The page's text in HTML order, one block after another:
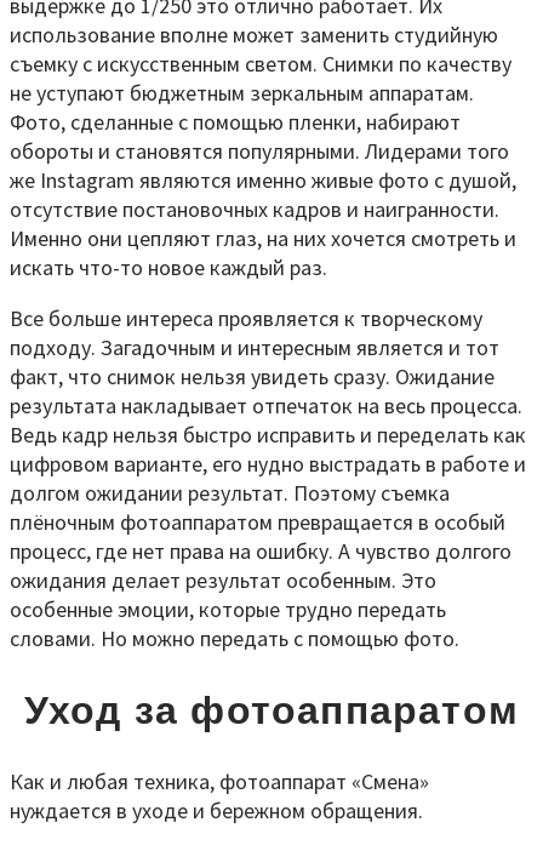
выдержке до 1/250 это отлично работает. Их
использование вполне может заменить студийную
съемку с искусственным светом. Снимки по качеству
не уступают бюджетным зеркальным аппаратам.
Фото, сделанные с помощью пленки, набирают
обороты и становятся популярными. Лидерами того
же Instagram являются именно живые фото с душой,
отсутствие постановочных кадров и наигранности.
Именно они цепляют глаз, на них хочется смотреть и
искать что-то новое каждый раз.
Все больше интереса проявляется к творческому
подходу. Загадочным и интересным является и тот
факт, что снимок нельзя увидеть сразу. Ожидание
результата накладывает отпечаток на весь процесса.
Ведь кадр нельзя быстро исправить и переделать как
цифровом варианте, его нудно выстрадать в работе и
долгом ожидании результат. Поэтому съемка
плёночным фотоаппаратом превращается в особый
процесс, где нет права на ошибку. А чувство долгого
ожидания делает результат особенным. Это
особенные эмоции, которые трудно передать
словами. Но можно передать с помощью фото.
Уход за фотоаппаратом
Как и любая техника, фотоаппарат «Смена»
нуждается в уходе и бережном обращения.